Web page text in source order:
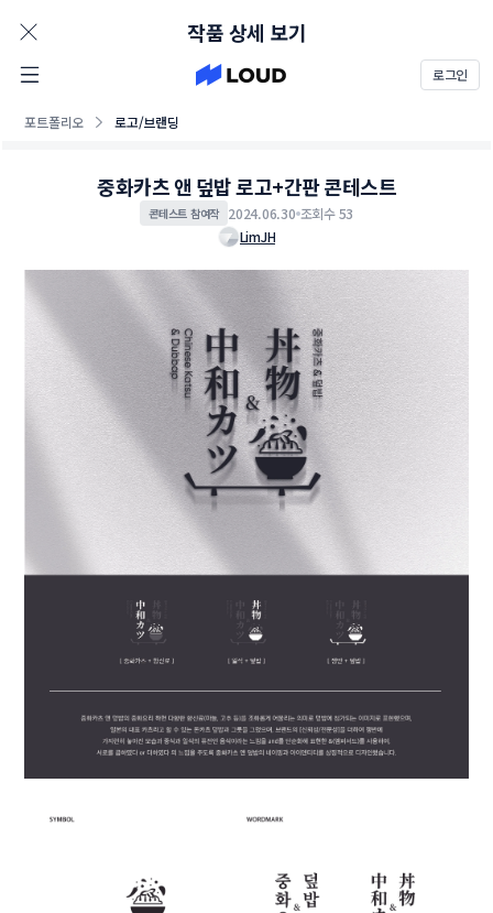
로그인
포트폴리오 로고/브랜딩
작품 상세 보기
중화카츠 앤 덮밥 로고+간판 콘테스트
콘테스트 참여작 2024.06.30 조회수 53
LimJH